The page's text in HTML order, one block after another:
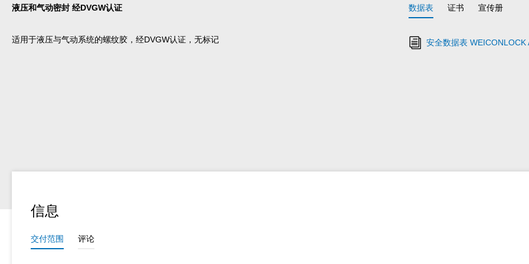
液压和气动密封 经DVGW认证
适用于液压与气动系统的螺纹胶，经DVGW认证，无标记
数据表 证书 宣传册
安全数据表 WEICONLOCK
信息
交付范围 评论